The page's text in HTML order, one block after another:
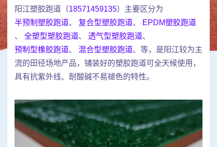
阳江塑胶跑道（18571459135）主要区分为
半预制塑胶跑道、 复合型塑胶跑道、
EPDM塑胶跑道
、 全塑型塑胶跑道、 透气型塑胶跑道、
预制型橡胶跑道、 混合型塑胶跑道、等，是阳江较为主
流的田径场地产品，铺装好的塑胶跑道可全天候使用，
具有抗紫外线、耐酸碱不易褪色的特性。